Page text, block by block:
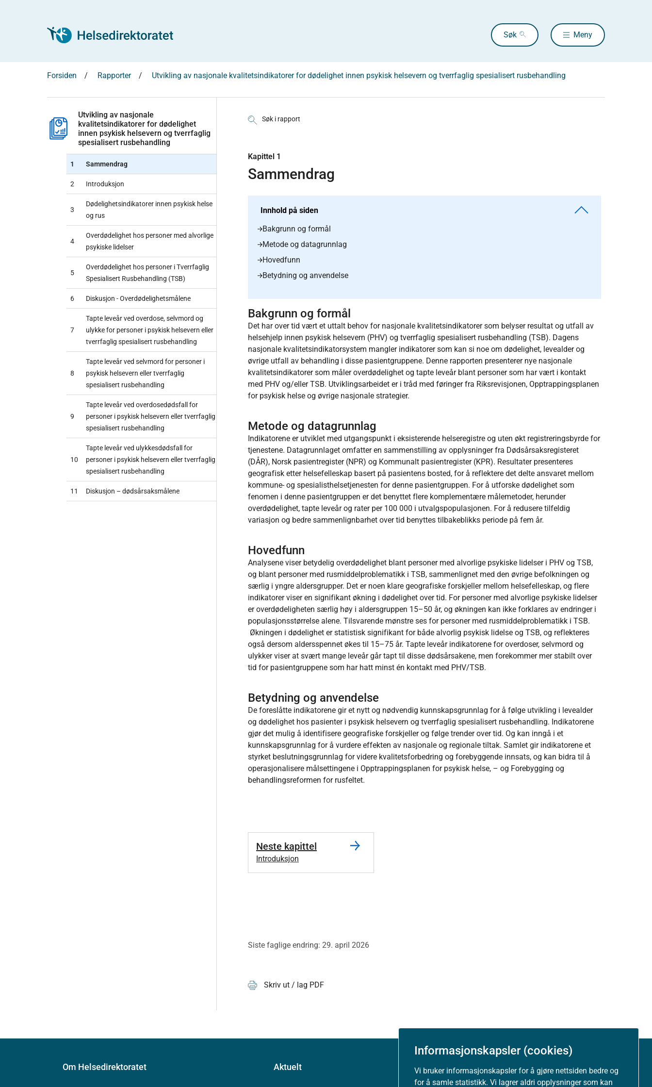
Informasjonskapsler (cookies)
Vi bruker informasjonskapsler for å gjøre nettsiden bedre og
for å samle statistikk. Vi lagrer aldri opplysninger som kan
Søk Meny
Forsiden Rapporter Utvikling av nasjonale kvalitetsindikatorer for dødelighet innen psykisk helsevern og tverrfaglig spesialisert rusbehandling
Utvikling av nasjonale
kvalitetsindikatorer for dødelighet
innen psykisk helsevern og tverrfaglig
spesialisert rusbehandling
1 Sammendrag
2 Introduksjon
3
Dødelighetsindikatorer innen psykisk helse
og rus
4
Overdødelighet hos personer med alvorlige
psykiske lidelser
5
Overdødelighet hos personer i Tverrfaglig
Spesialisert Rusbehandling (TSB)
6 Diskusjon - Overdødelighetsmålene
7
Tapte leveår ved overdose, selvmord og
ulykke for personer i psykisk helsevern eller
tverrfaglig spesialisert rusbehandling
8
Tapte leveår ved selvmord for personer i
psykisk helsevern eller tverrfaglig
spesialisert rusbehandling
9
Tapte leveår ved overdosedødsfall for
personer i psykisk helsevern eller tverrfaglig
spesialisert rusbehandling
10
Tapte leveår ved ulykkesdødsfall for
personer i psykisk helsevern eller tverrfaglig
spesialisert rusbehandling
11 Diskusjon – dødsårsaksmålene
Søk i rapport
Kapittel 1
Sammendrag
Innhold på siden
Bakgrunn og formål
Metode og datagrunnlag
Hovedfunn
Betydning og anvendelse
Bakgrunn og formål
Det har over tid vært et uttalt behov for nasjonale kvalitetsindikatorer som belyser resultat og utfall av
helsehjelp innen psykisk helsevern (PHV) og tverrfaglig spesialisert rusbehandling (TSB). Dagens
nasjonale kvalitetsindikatorsystem mangler indikatorer som kan si noe om dødelighet, levealder og
øvrige utfall av behandling i disse pasientgruppene. Denne rapporten presenterer nye nasjonale
kvalitetsindikatorer som måler overdødelighet og tapte leveår blant personer som har vært i kontakt
med PHV og/eller TSB. Utviklingsarbeidet er i tråd med føringer fra Riksrevisjonen, Opptrappingsplanen
for psykisk helse og øvrige nasjonale strategier.
Metode og datagrunnlag
Indikatorene er utviklet med utgangspunkt i eksisterende helseregistre og uten økt registreringsbyrde for
tjenestene. Datagrunnlaget omfatter en sammenstilling av opplysninger fra Dødsårsaksregisteret
(DÅR), Norsk pasientregister (NPR) og Kommunalt pasientregister (KPR). Resultater presenteres
geografisk etter helsefelleskap basert på pasientens bosted, for å reflektere det delte ansvaret mellom
kommune- og spesialisthelsetjenesten for denne pasientgruppen. For å utforske dødelighet som
fenomen i denne pasientgruppen er det benyttet flere komplementære målemetoder, herunder
overdødelighet, tapte leveår og rater per 100 000 i utvalgspopulasjonen. For å redusere tilfeldig
variasjon og bedre sammenlignbarhet over tid benyttes tilbakeblikks periode på fem år.
Hovedfunn
Analysene viser betydelig overdødelighet blant personer med alvorlige psykiske lidelser i PHV og TSB,
og blant personer med rusmiddelproblematikk i TSB, sammenlignet med den øvrige befolkningen og
særlig i yngre aldersgrupper. Det er noen klare geografiske forskjeller mellom helsefelleskap, og flere
indikatorer viser en signifikant økning i dødelighet over tid. For personer med alvorlige psykiske lidelser
er overdødeligheten særlig høy i aldersgruppen 15–50 år, og økningen kan ikke forklares av endringer i
populasjonsstørrelse alene. Tilsvarende mønstre ses for personer med rusmiddelproblematikk i TSB.
Økningen i dødelighet er statistisk signifikant for både alvorlig psykisk lidelse og TSB, og reflekteres
også dersom aldersspennet økes til 15–75 år. Tapte leveår indikatorene for overdoser, selvmord og
ulykker viser at svært mange leveår går tapt til disse dødsårsakene, men forekommer mer stabilt over
tid for pasientgruppene som har hatt minst én kontakt med PHV/TSB.
Betydning og anvendelse
De foreslåtte indikatorene gir et nytt og nødvendig kunnskapsgrunnlag for å følge utvikling i levealder
og dødelighet hos pasienter i psykisk helsevern og tverrfaglig spesialisert rusbehandling. Indikatorene
gjør det mulig å identifisere geografiske forskjeller og følge trender over tid. Og kan inngå i et
kunnskapsgrunnlag for å vurdere effekten av nasjonale og regionale tiltak. Samlet gir indikatorene et
styrket beslutningsgrunnlag for videre kvalitetsforbedring og forebyggende innsats, og kan bidra til å
operasjonalisere målsettingene i Opptrappingsplanen for psykisk helse, – og Forebygging og
behandlingsreformen for rusfeltet.
Neste kapittel
Introduksjon
Siste faglige endring: 29. april 2026
Skriv ut / lag PDF
Om Helsedirektoratet Aktuelt Om nettstedet